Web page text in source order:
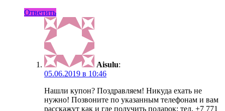
Ответить
Aisulu:
05.06.2019 в 10:46
Нашли купон? Поздравляем! Никуда ехать не
нужно! Позвоните по указанным телефонам и вам
расскажут как и где получить подарок: тел. +7 771